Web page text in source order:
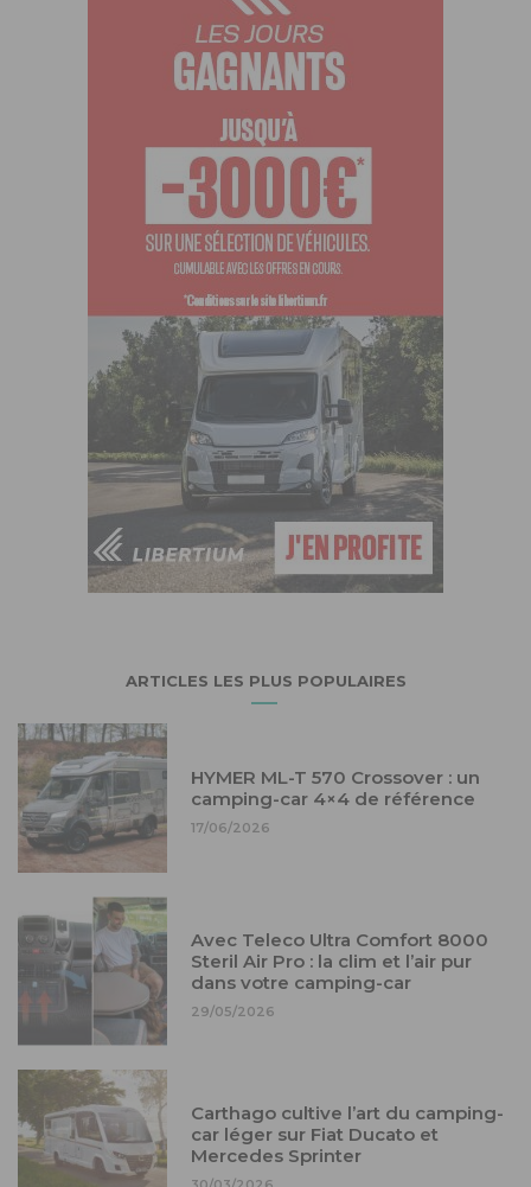
ARTICLES LES PLUS POPULAIRES
HYMER ML-T 570 Crossover : un
camping-car 4×4 de référence
17/06/2026
Avec Teleco Ultra Comfort 8000
Steril Air Pro : la clim et l’air pur
dans votre camping-car
29/05/2026
Carthago cultive l’art du camping-
car léger sur Fiat Ducato et
Mercedes Sprinter